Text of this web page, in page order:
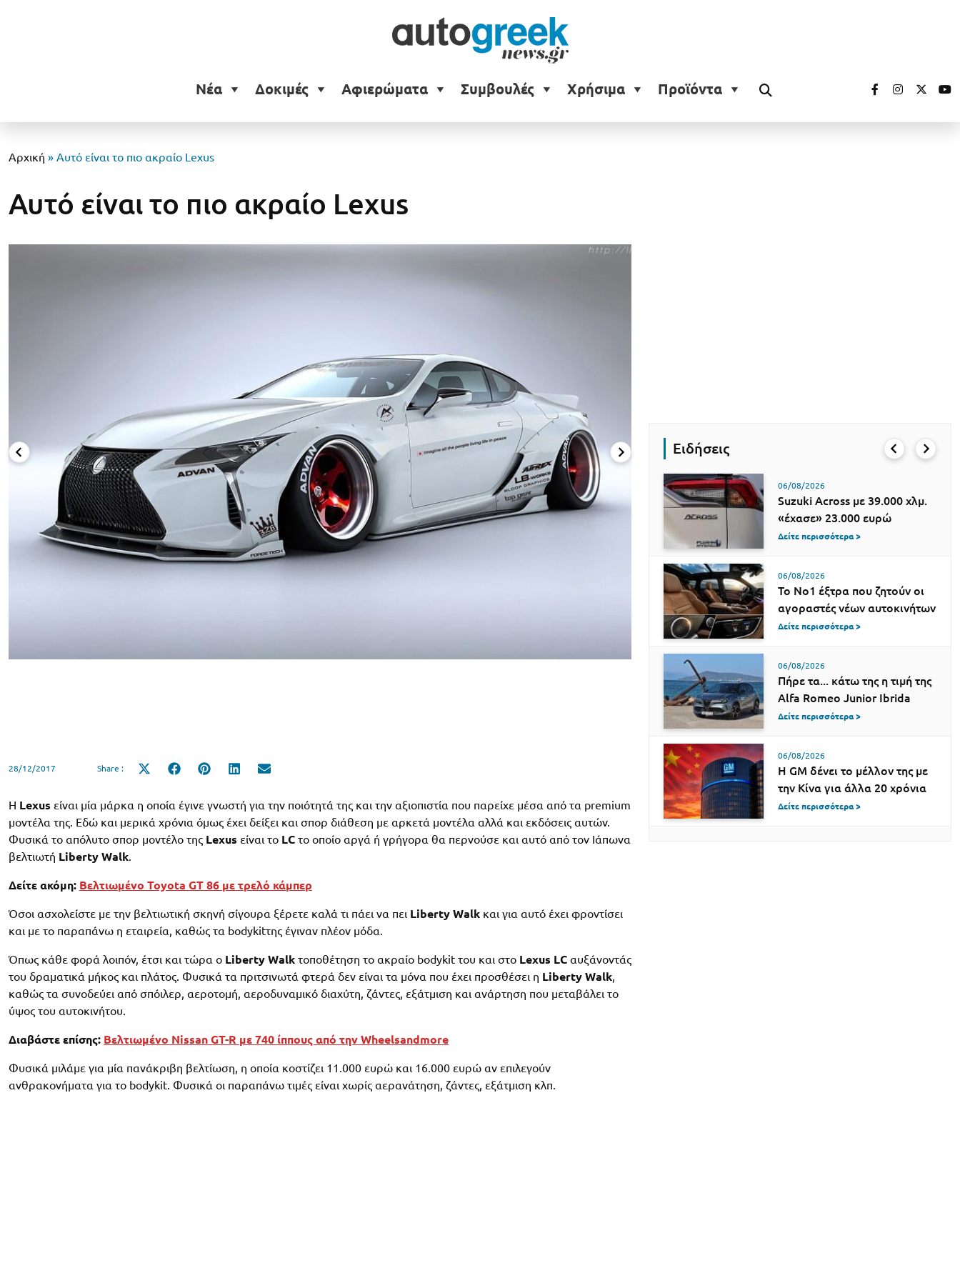
Νέα Δοκιμές Αφιερώματα Συμβουλές Χρήσιμα Προϊόντα
Αρχική » Αυτό είναι το πιο ακραίο Lexus
Αυτό είναι το πιο ακραίο Lexus
28/12/2017 Share :
Share
Share
Share
Share
Η Lexus είναι μία μάρκα η οποία έγινε γνωστή για την ποιότητά της και την αξιοπιστία που παρείχε μέσα από τα premium
μοντέλα της. Εδώ και μερικά χρόνια όμως έχει δείξει και σπορ διάθεση με αρκετά μοντέλα αλλά και εκδόσεις αυτών.
Φυσικά το απόλυτο σπορ μοντέλο της Lexus είναι το LC το οποίο αργά ή γρήγορα θα περνούσε και αυτό από τον Ιάπωνα
βελτιωτή Liberty Walk.
Δείτε ακόμη: Βελτιωμένο Toyota GT 86 με τρελό κάμπερ
Όσοι ασχολείστε με την βελτιωτική σκηνή σίγουρα ξέρετε καλά τι πάει να πει Liberty Walk και για αυτό έχει φροντίσει
και με το παραπάνω η εταιρεία, καθώς τα bodykitτης έγιναν πλέον μόδα.
Όπως κάθε φορά λοιπόν, έτσι και τώρα ο Liberty Walk τοποθέτηση το ακραίο bodykit του και στο Lexus LC αυξάνοντάς
του δραματικά μήκος και πλάτος. Φυσικά τα πριτσινωτά φτερά δεν είναι τα μόνα που έχει προσθέσει η Liberty Walk,
καθώς τα συνοδεύει από σπόιλερ, αεροτομή, αεροδυναμικό διαχύτη, ζάντες, εξάτμιση και ανάρτηση που μεταβάλει το
ύψος του αυτοκινήτου.
Διαβάστε επίσης: Βελτιωμένο Nissan GT-R με 740 ίππους από την Wheelsandmore
Φυσικά μιλάμε για μία πανάκριβη βελτίωση, η οποία κοστίζει 11.000 ευρώ και 16.000 ευρώ αν επιλεγούν
ανθρακονήματα για το bodykit. Φυσικά οι παραπάνω τιμές είναι χωρίς αερανάτηση, ζάντες, εξάτμιση κλπ.
Ειδήσεις
06/08/2026
Suzuki Across με 39.000 χλμ.
«έχασε» 23.000 ευρώ
Δείτε περισσότερα >
06/08/2026
Το Νο1 έξτρα που ζητούν οι
αγοραστές νέων αυτοκινήτων
Δείτε περισσότερα >
06/08/2026
Πήρε τα... κάτω της η τιμή της
Alfa Romeo Junior Ibrida
Δείτε περισσότερα >
06/08/2026
Η GM δένει το μέλλον της με
την Κίνα για άλλα 20 χρόνια
Δείτε περισσότερα >